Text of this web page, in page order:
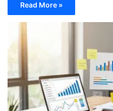
Read More »